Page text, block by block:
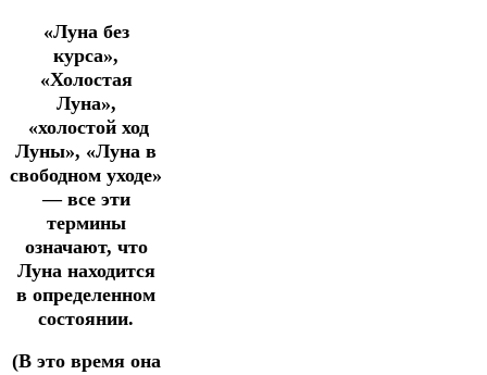
«Луна без
курса»,
«Холостая
Луна»,
«холостой ход
Луны», «Луна в
свободном уходе»
— все эти
термины
означают, что
Луна находится
в определенном
состоянии.
(В это время она